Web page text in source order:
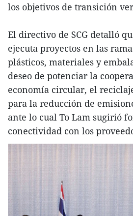
los objetivos de transición
El directivo de SCG detalló
ejecuta proyectos en las
plásticos, materiales y
deseo de potenciar la
economía circular, el
para la reducción de
ante lo cual To Lam sugirió
conectividad con los